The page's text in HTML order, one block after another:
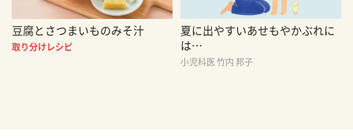
豆腐とさつまいものみそ汁
取り分けレシピ
夏に出やすいあせもやかぶれに
は…
小児科医 竹内 邦子